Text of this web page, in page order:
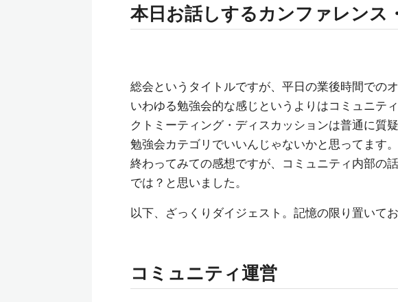
本日お話しするカンファレンス
総会というタイトルですが、平日の業後時間での
いわゆる勉強会的な感じというよりはコミュニテ
クトミーティング・ディスカッションは普通に質
勉強会カテゴリでいいんじゃないかと思ってます。
終わってみての感想ですが、コミュニティ内部の
では？と思いました。
以下、ざっくりダイジェスト。記憶の限り置いてお
コミュニティ運営